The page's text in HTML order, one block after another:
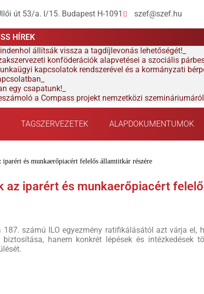
út 53/a. I/15. Budapest H-1091 szef@szef.hu
HÍREK
állítsák vissza a tagdíjlevonás lehetőségét!
konföderációk alapvetései a szociális
kapcsolatok rendszerével és a kormányzati
egy csapatunk!
a Compass projekt nemzetközi szemináriumáról
TAGSZERVEZETEK ALAPDOKUMENTUMOK
és munkaerőpiacért felelős államtitkár részére
az iparért és munkaerőpiacért
187. számú ILO egyezmény ratifikálásától azt várja
biztosítása, hanem konkrét lépések és intézkedések